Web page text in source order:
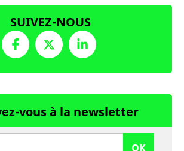
SUIVEZ-NOUS
vous à la newsletter
OK